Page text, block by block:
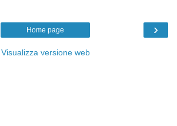
›
Home page
Visualizza versione web